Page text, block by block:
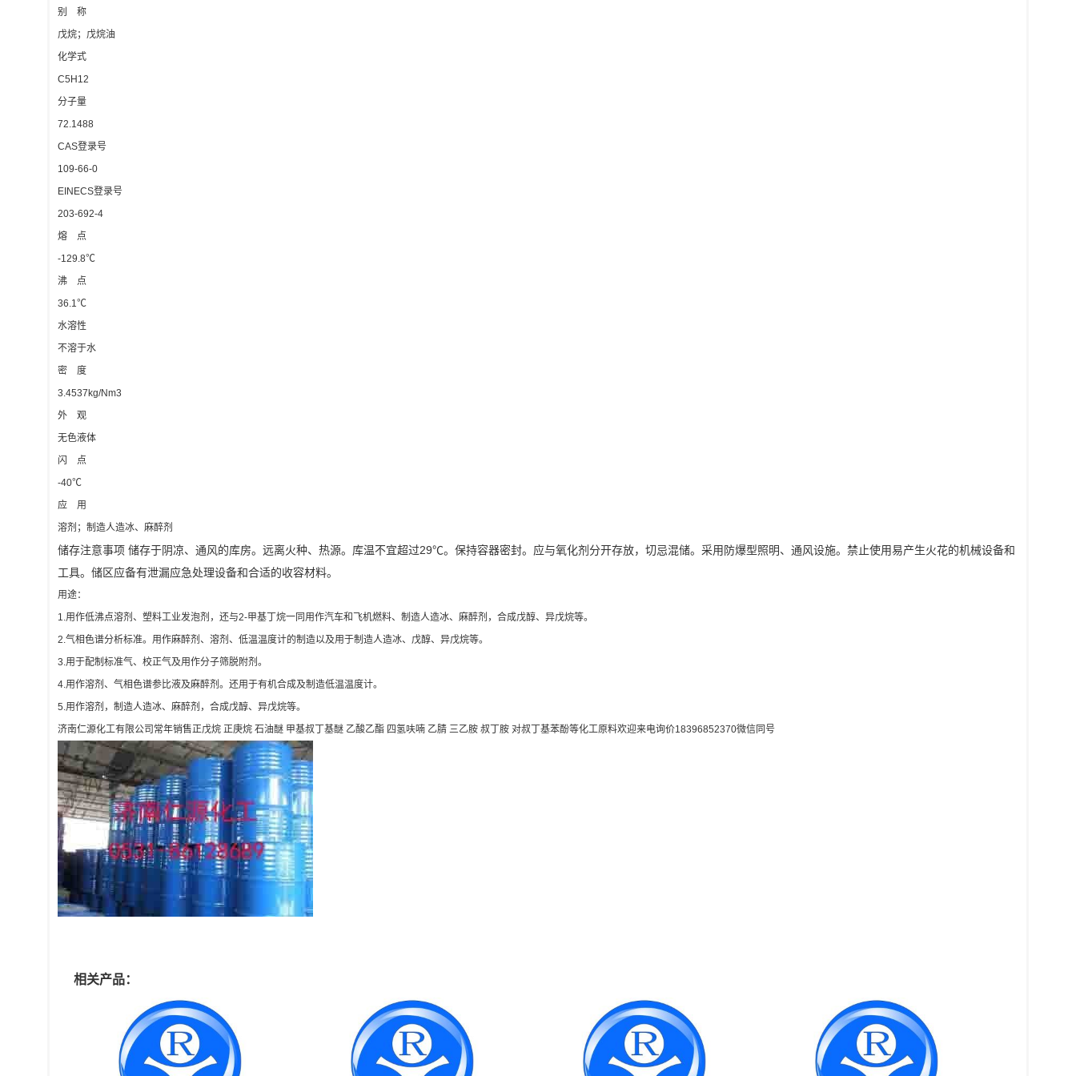
别 称
戊烷；戊烷油
化学式
C5H12
分子量
72.1488
CAS登录号
109-66-0
EINECS登录号
203-692-4
熔 点
-129.8℃
沸 点
36.1℃
水溶性
不溶于水
密 度
3.4537kg/Nm3
外 观
无色液体
闪 点
-40℃
应 用
溶剂；制造人造冰、麻醉剂
储存注意事项 储存于阴凉、通风的库房。远离火种、热源。库温不宜超过29℃。保持容器密封。应与氧化剂分开存放，切忌混储。采用防爆型照明、通风设施。禁止使用易产生火花的机械设备和
工具。储区应备有泄漏应急处理设备和合适的收容材料。
用途：
1.用作低沸点溶剂、塑料工业发泡剂，还与2-甲基丁烷一同用作汽车和飞机燃料、制造人造冰、麻醉剂，合成戊醇、异戊烷等。
2.气相色谱分析标准。用作麻醉剂、溶剂、低温温度计的制造以及用于制造人造冰、戊醇、异戊烷等。
3.用于配制标准气、校正气及用作分子筛脱附剂。
4.用作溶剂、气相色谱参比液及麻醉剂。还用于有机合成及制造低温温度计。
5.用作溶剂，制造人造冰、麻醉剂，合成戊醇、异戊烷等。
济南仁源化工有限公司常年销售正戊烷 正庚烷 石油醚 甲基叔丁基醚 乙酸乙酯 四氢呋喃 乙腈 三乙胺 叔丁胺 对叔丁基苯酚等化工原料欢迎来电询价18396852370微信同号
相关产品：